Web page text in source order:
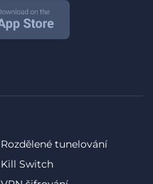
Rozdělené tunelování
Kill Switch